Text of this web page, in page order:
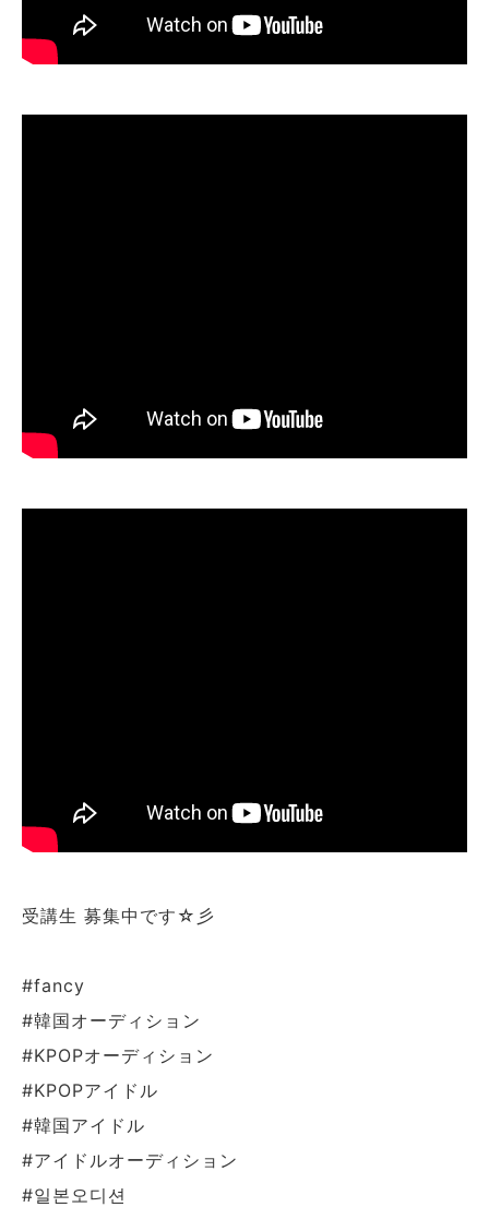
受講生 募集中です☆彡
#fancy
#韓国オーディション
#KPOPオーディション
#KPOPアイドル
#韓国アイドル
#アイドルオーディション
#일본오디션